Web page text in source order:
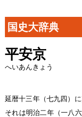
国史大辞典
平安京
へいあんきょう
延暦十三年（七九四）
それは明治二年（一八